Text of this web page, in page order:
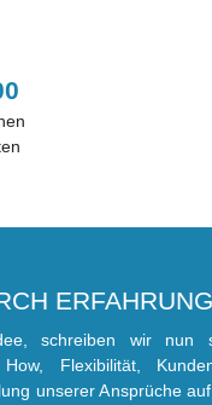
ERFAHRUNG
schreiben wir nun
Flexibilität,
unserer Ansprüche